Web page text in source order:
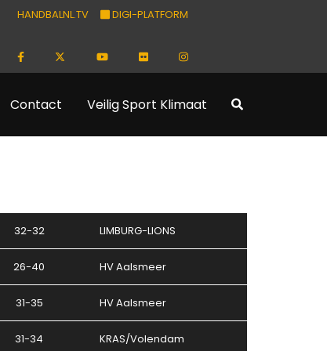
HANDBALNL.TV DIGI-PLATFORM
Contact Veilig Sport Klimaat
32-32 LIMBURG-LIONS
26-40 HV Aalsmeer
31-35 HV Aalsmeer
31-34 KRAS/Volendam